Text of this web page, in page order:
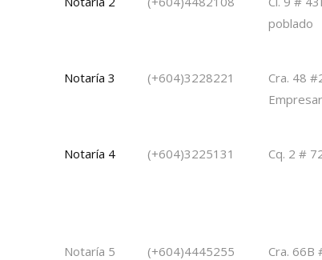
poblado
Notaría 3 (+604)3228221
Cra. 48
Notaría 4 (+604)3225131 Cq. 2 #
Notaría 5 (+604)4445255 Cra. 66B